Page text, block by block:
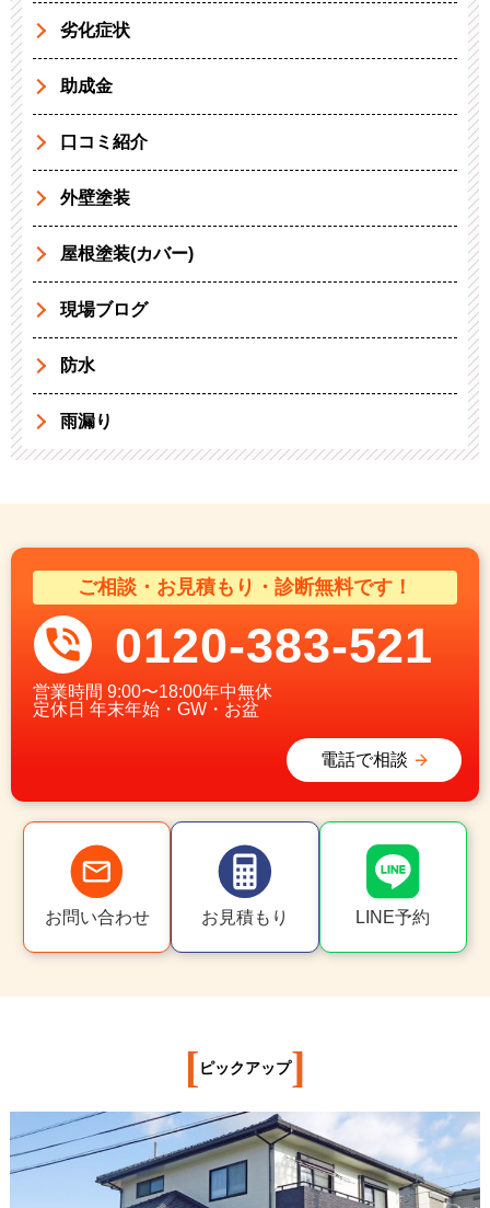
劣化症状
助成金
口コミ紹介
外壁塗装
屋根塗装(カバー)
現場ブログ
防水
雨漏り
ご相談・お見積もり・診断無料です！
0120-383-521
営業時間 9:00〜18:00年中無休
定休日 年末年始・GW・お盆
電話で相談
お問い合わせ お見積もり LINE予約
[ ピックアップ]